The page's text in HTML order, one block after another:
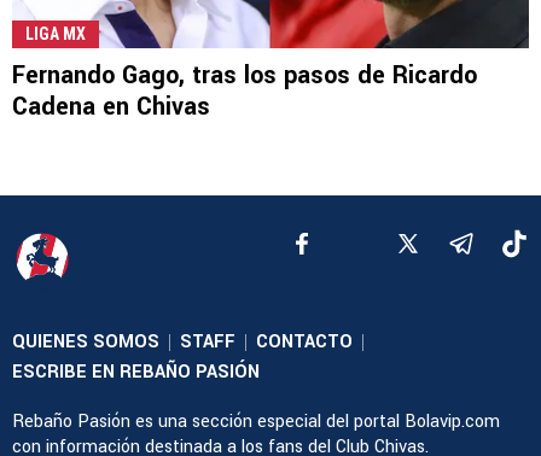
LIGA MX
Fernando Gago, tras los pasos de Ricardo
Cadena en Chivas
QUIENES SOMOS | STAFF | CONTACTO |
ESCRIBE EN REBAÑO PASIÓN
Rebaño Pasión es una sección especial del portal Bolavip.com
con información destinada a los fans del Club Chivas.